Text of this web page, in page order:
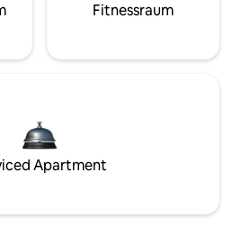
Fitnessraum
Apartment